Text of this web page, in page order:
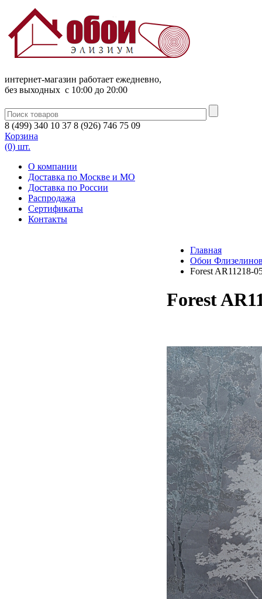
интернет-магазин работает ежедневно,
без выходных c 10:00 до 20:00
8 (499) 340 10 37 8 (926) 746 75 09
Корзина
(0) шт.
О компании
Доставка по Москве и МО
Доставка по России
Распродажа
Сертификаты
Контакты
Главная
Обои
Forest AR11218-
Forest